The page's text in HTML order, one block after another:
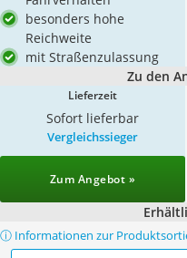
besonders hohe
Reichweite
mit Straßenzulassung
Zu den
Lieferzeit
Sofort lieferbar
Vergleichssieger
Zum Angebot »
ⓘ Informationen zur